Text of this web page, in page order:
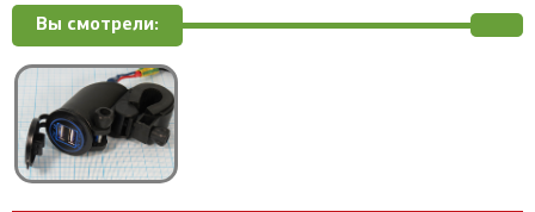
Вы смотрели: